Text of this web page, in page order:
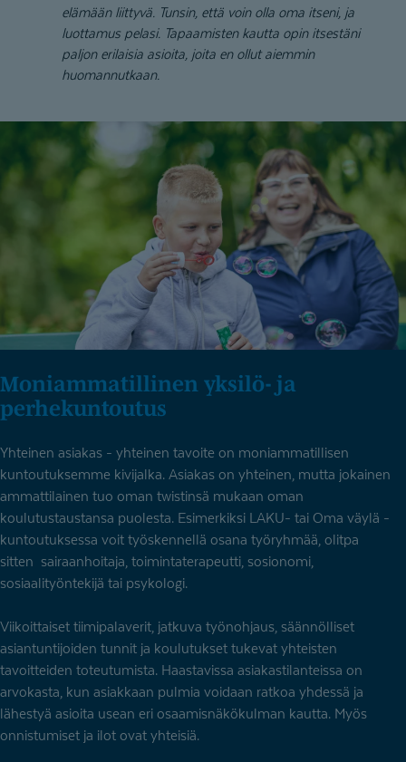
elämään liittyvä. Tunsin, että voin olla oma itseni, ja
luottamus pelasi. Tapaamisten kautta opin itsestäni
paljon erilaisia asioita, joita en ollut aiemmin
huomannutkaan.
Moniammatillinen yksilö- ja
perhekuntoutus
Yhteinen asiakas - yhteinen tavoite on moniammatillisen
kuntoutuksemme kivijalka. Asiakas on yhteinen, mutta jokainen
ammattilainen tuo oman twistinsä mukaan oman
koulutustaustansa puolesta. Esimerkiksi LAKU- tai Oma väylä -
kuntoutuksessa voit työskennellä osana työryhmää, olitpa
sitten sairaanhoitaja, toimintaterapeutti, sosionomi,
sosiaalityöntekijä tai psykologi.
Viikoittaiset tiimipalaverit, jatkuva työnohjaus, säännölliset
asiantuntijoiden tunnit ja koulutukset tukevat yhteisten
tavoitteiden toteutumista. Haastavissa asiakastilanteissa on
arvokasta, kun asiakkaan pulmia voidaan ratkoa yhdessä ja
lähestyä asioita usean eri osaamisnäkökulman kautta. Myös
onnistumiset ja ilot ovat yhteisiä.